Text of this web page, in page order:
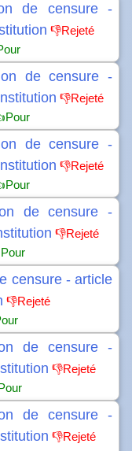
de censure -
👎Rejeté
de censure -
👎Rejeté
de censure -
👎Rejeté
de censure -
👎Rejeté
censure - article
👎Rejeté
de censure -
👎Rejeté
de censure -
👎Rejeté